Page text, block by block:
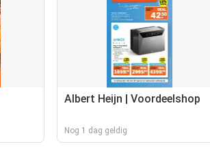
Albert Heijn | Voordeelshop
Nog 1 dag geldig